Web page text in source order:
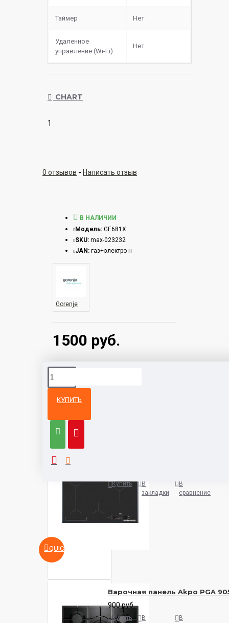
Таймер Нет
Удаленное
управление (Wi-Fi)
Нет
CHART
1
0 отзывов - Написать отзыв
1500 руб.
В НАЛИЧИИ
Модель: GE681X
SKU: max-023232
JAN: газ+электро н
Gorenje
КУПИТЬ
категории
QUICKVIEW
Купить
В
закладки
В
сравнение
Варочная панель Akpo PGA
900 руб.
Купить
В
В